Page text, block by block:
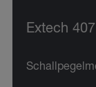
Extech